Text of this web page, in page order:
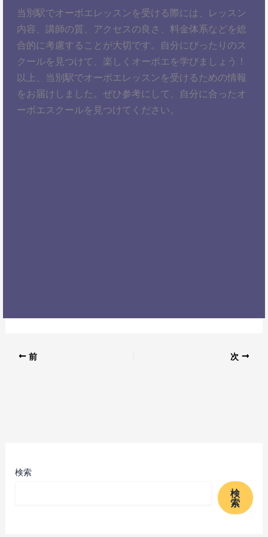
当別駅でオーボエレッスンを受ける際には、レッスン
内容、講師の質、アクセスの良さ、料金体系などを総
合的に考慮することが大切です。自分にぴったりのス
クールを見つけて、楽しくオーボエを学びましょう！
以上、当別駅でオーボエレッスンを受けるための情報
をお届けしました。ぜひ参考にして、自分に合ったオ
ーボエスクールを見つけてください。
前 次
検索
検
索